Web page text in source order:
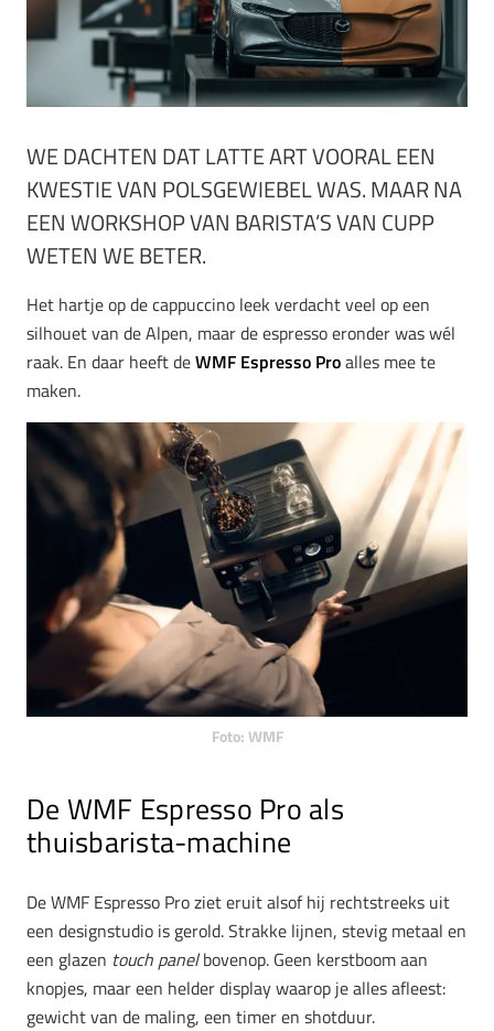
WE DACHTEN DAT LATTE ART VOORAL EEN
KWESTIE VAN POLSGEWIEBEL WAS. MAAR NA
EEN WORKSHOP VAN BARISTA’S VAN CUPP
WETEN WE BETER.
Het hartje op de cappuccino leek verdacht veel op een
silhouet van de Alpen, maar de espresso eronder was wél
raak. En daar heeft deWMF Espresso Proalles mee te
maken.
Foto: WMF
De WMF Espresso Pro als
thuisbarista-machine
De WMF Espresso Pro ziet eruit alsof hij rechtstreeks uit
een designstudio is gerold. Strakke lijnen, stevig metaal en
een glazen touch panelbovenop. Geen kerstboom aan
knopjes, maar een helder display waarop je alles afleest:
gewicht van de maling, een timer en shotduur.